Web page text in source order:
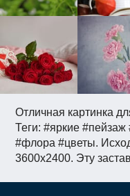
Отличная картинка
Теги: #яркие
#флора #цветы.
3600x2400. Эту